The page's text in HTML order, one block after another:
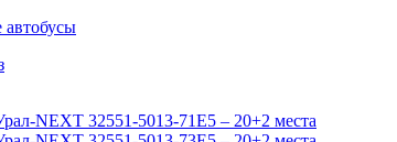
автобусы
NEXT 32551-5013-71Е5 – 20+2 места